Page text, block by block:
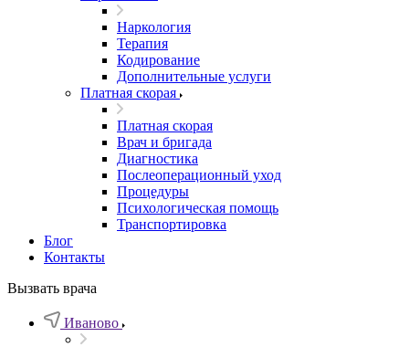
Наркология
Терапия
Кодирование
Дополнительные услуги
Платная скорая
Платная скорая
Врач и бригада
Диагностика
Послеоперационный уход
Процедуры
Психологическая помощь
Транспортировка
Блог
Контакты
Вызвать врача
Иваново